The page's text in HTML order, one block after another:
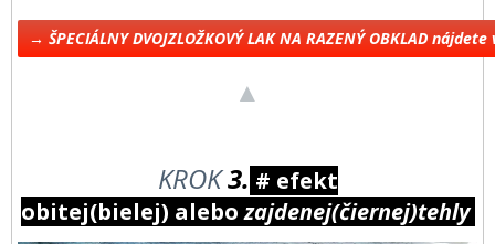
→ ŠPECIÁLNY DVOJZLOŽKOVÝ LAK NA RAZENÝ OBKLAD
▲
KROK3. # efekt
obitej(bielej) alebozajdenej(čiernej)tehly